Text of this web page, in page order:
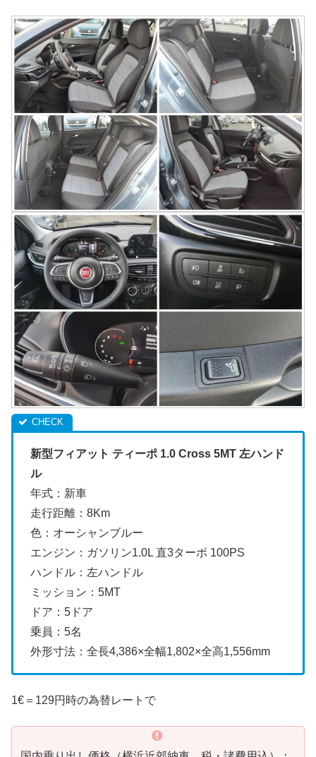
新型フィアット ティーポ 1.0 Cross 5MT 左ハンド
ル
年式：新車
走行距離：8Km
色：オーシャンブルー
エンジン：ガソリン1.0L 直3ターボ 100PS
ハンドル：左ハンドル
ミッション：5MT
ドア：5ドア
乗員：5名
外形寸法：全長4,386×全幅1,802×全高1,556mm
1€＝129円時の為替レートで